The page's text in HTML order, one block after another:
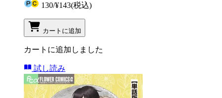
130/¥143(税込)
カートに追加
カートに追加しました
試し読み